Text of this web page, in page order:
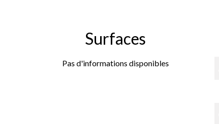
Surfaces
Pas d'informations disponibles